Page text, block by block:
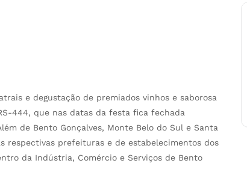
e degustação de premiados vinhos e saborosa
444, que nas datas da festa fica fechada
de Bento Gonçalves, Monte Belo do Sul e Santa
respectivas prefeituras e de estabelecimentos dos
da Indústria, Comércio e Serviços de Bento